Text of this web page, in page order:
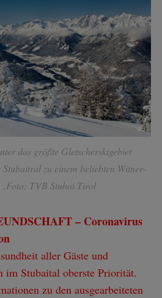
das größte Gletscherskigebiet
zu einem beliebten Witner-
,Foto: TVB Stubai Tirol
– Coronavirus
aller Gäste und
im Stubaital oberste Priorität.
zu den ausgearbeiteten